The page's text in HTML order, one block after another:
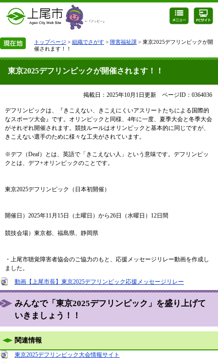
トップページ > 組織でさがす > 障害福祉課 > 東京2025デフリンピックが開
催されます！！
東京2025デフリンピックが開催されます！！
掲載日：2025年10月1日更新 ページID：0364036
デフリンピックは、『きこえない、きこえにくいアスリートたちによる国際的
なスポーツ大会』です。オリンピックと同様、4年に一度、夏季大会と冬季大会
がそれぞれ開催されます。競技ルールはオリンピックと基本的に同じですが、
きこえない選手のために様々な工夫がされています。
※デフ（Deaf）とは、英語で「きこえない人」という意味です。デフリンピッ
クとは、デフ+オリンピックのことです。
東京2025​デフリンピック（日本初開催） ​
開催日）2025年11月15日（土曜日）から26日（水曜日）12日間
競技会場）東京都、福島県、静岡県
・上尾市聴覚障害者協会のご協力のもと、応援メッセージリレー動画を作成し
ました。
動画【上尾市長】東京2025デフリンピック応援メッセージリレー
みんなで「東京2025デフリンピック」を盛り上げて
いきましょう！！
関連情報
東京2025デフリンピック大会情報サイト